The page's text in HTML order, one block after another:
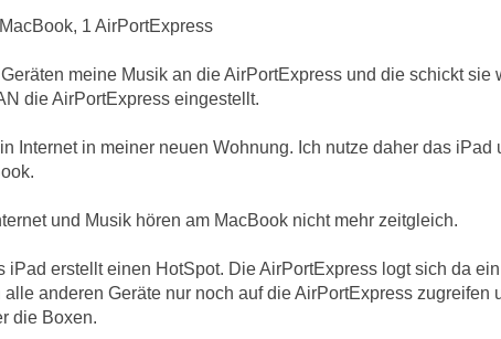
1 AirPortExpress
meine Musik an die AirPortExpress und die schickt
die AirPortExpress eingestellt.
Internet in meiner neuen Wohnung. Ich nutze daher das
und Musik hören am MacBook nicht mehr zeitgleich.
iPad erstellt einen HotSpot. Die AirPortExpress logt sich da
alle anderen Geräte nur noch auf die AirPortExpress zugreifen
die Boxen.